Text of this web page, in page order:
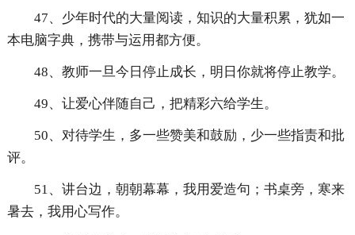
47、少年时代的大量阅读，知识的大量积累，犹如一
本电脑字典，携带与运用都方便。
48、教师一旦今日停止成长，明日你就将停止教学。
49、让爱心伴随自己，把精彩六给学生。
50、对待学生，多一些赞美和鼓励，少一些指责和批
评。
51、讲台边，朝朝幕幕，我用爱造句；书桌旁，寒来
暑去，我用心写作。